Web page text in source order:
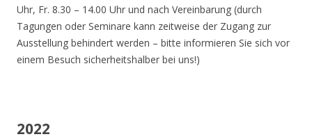
Uhr, Fr. 8.30 – 14.00 Uhr und nach Vereinbarung (durch
Tagungen oder Seminare kann zeitweise der Zugang zur
Ausstellung behindert werden – bitte informieren Sie sich vor
einem Besuch sicherheitshalber bei uns!)
2022